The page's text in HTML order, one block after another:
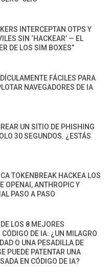
INTERCEPTAN OTPS Y
SIN ‘HACKEAR’ — EL
DE LOS SIM BOXES”
FÁCILES PARA
NAVEGADORES DE IA
UN SITIO DE PHISHING
30 SEGUNDOS. ¿ESTÁS
TOKENBREAK HACKEA LOS
OPENAI, ANTHROPIC Y
PASO A PASO
LOS 8 MEJORES
DE IA: ¿UN MILAGRO
O UNA PESADILLA DE
PUEDE PATENTAR UNA
EN CÓDIGO DE IA?